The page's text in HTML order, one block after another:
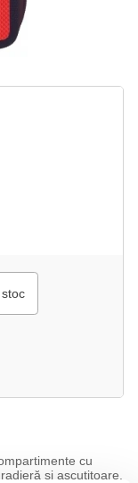
cu
și ascuțitoare.